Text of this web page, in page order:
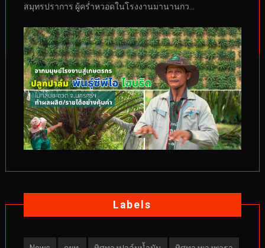
สมุทรปราการ ผู้คร่ำหวอดในโรงงานมานานกว...
Labels